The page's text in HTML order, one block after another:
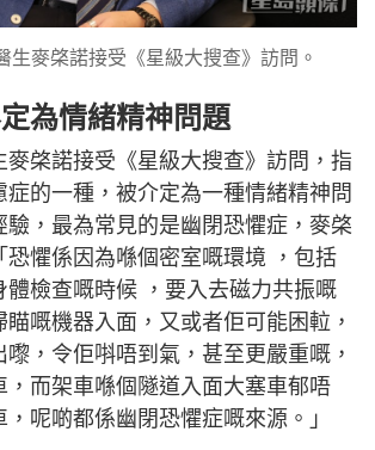
生麥棨諾接受《星級大搜查》訪問。
為情緒精神問題
麥棨諾接受《星級大搜查》訪問，指
的一種，被介定為一種情緒精神問
驗，最為常見的是幽閉恐懼症，麥棨
恐懼係因為喺個密室嘅環境 ，包括
體檢查嘅時候 ，要入去磁力共振嘅
嘅機器入面，又或者佢可能困𨋢，
，令佢唞唔到氣，甚至更嚴重嘅，
，而架車喺個隧道入面大塞車郁唔
呢啲都係幽閉恐懼症嘅來源。」